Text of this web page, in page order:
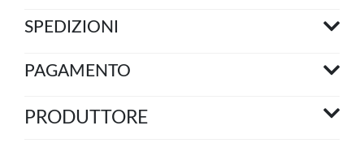
SPEDIZIONI
PAGAMENTO
PRODUTTORE